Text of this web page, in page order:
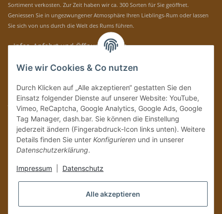
Sortiment verkosten. Zur Zeit haben wir ca. 300 Sorten für Sie geöffnet.
Geniessen Sie in ungezwungener Atmosphäre Ihren Lieblings-Rum oder lassen
Sie sich von uns durch die Welt des Rums führen.
» Infos, Anfahrt und Öffnungszeiten
Immer auf dem Laufenden mit unseren aktuellen Rum-News!
Bitte senden Sie mir entsprechend IhrerDatenschutzerklärung
regelmäßig und
jederzeit widerruflich Informationen zu Ihrem Produktsortiment per E-Mail zu.
Vertrag widerrufen
Wie wir Cookies & Co nutzen
Durch Klicken auf „Alle akzeptieren“ gestatten Sie den
Einsatz folgender Dienste auf unserer Website: YouTube,
Vimeo, ReCaptcha, Google Analytics, Google Ads, Google
Tag Manager, dash.bar. Sie können die Einstellung
jederzeit ändern (Fingerabdruck-Icon links unten). Weitere
Details finden Sie unter Konfigurieren und in unserer
Datenschutzerklärung.
Impressum Datenschutz
Alle akzeptieren